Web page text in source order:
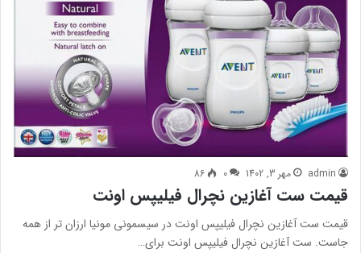
admin مهر 3, 1402 0
86
قیمت ست آغازین نچرال فیلیپس اونت
قیمت ست آغازین نچرال فیلیپس اونت در سیسمونی مونیا ارزان تر از همه
جاست. ست آغازین نچرال فیلیپس اونت برای…